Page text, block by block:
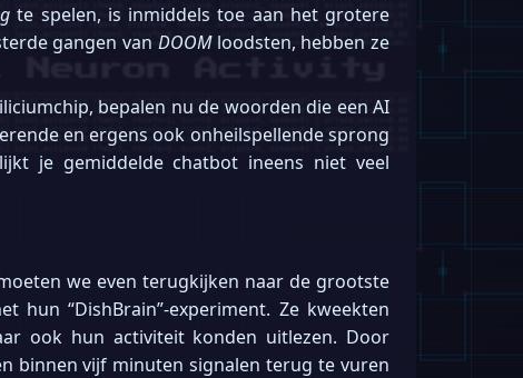
te spelen, is inmiddels toe aan het grotere
gangen van DOOMloodsten, hebben ze
bepalen nu de woorden die een AI
en ergens ook onheilspellende sprong
je gemiddelde chatbot ineens niet veel
we even terugkijken naar de grootste
“DishBrain”-experiment. Ze kweekten
ook hun activiteit konden uitlezen. Door
binnen vijf minuten signalen terug te vuren